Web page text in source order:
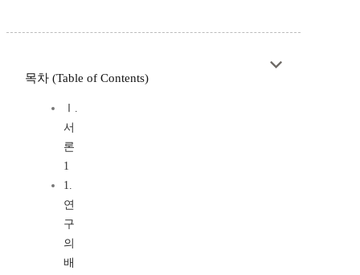
목차 (Table of Contents)
Ⅰ.
서
론
1
1.
연
구
의
배